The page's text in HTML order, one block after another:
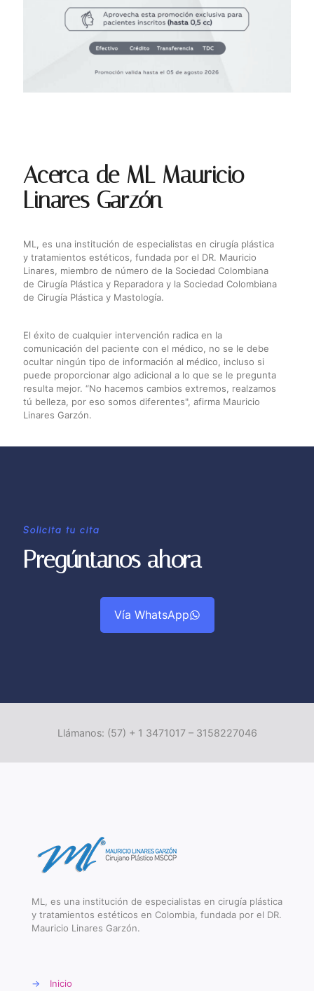
Acerca de ML Mauricio
Linares Garzón
ML, es una institución de especialistas en cirugía plástica
y tratamientos estéticos, fundada por el DR. Mauricio
Linares, miembro de número de la Sociedad Colombiana
de Cirugía Plástica y Reparadora y la Sociedad Colombiana
de Cirugía Plástica y Mastología.
El éxito de cualquier intervención radica en la
comunicación del paciente con el médico, no se le debe
ocultar ningún tipo de información al médico, incluso si
puede proporcionar algo adicional a lo que se le pregunta
resulta mejor. “No hacemos cambios extremos, realzamos
tú belleza, por eso somos diferentes", afirma Mauricio
Linares Garzón.
Solicita tu cita
Pregúntanos ahora
Vía WhatsApp
Llámanos: (57) + 1 3471017 – 3158227046
ML, es una institución de especialistas en cirugía plástica
y tratamientos estéticos en Colombia, fundada por el DR.
Mauricio Linares Garzón.
→ Inicio